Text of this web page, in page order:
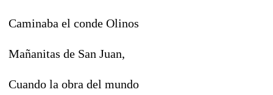
Caminaba el conde Olinos
Mañanitas de San Juan,
Cuando la obra del mundo